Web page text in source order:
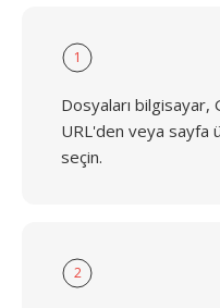
1
Dosyaları
URL'den veya sayfa
seçin.
2